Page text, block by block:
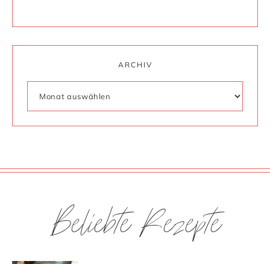
ARCHIV
Beliebte Rezepte